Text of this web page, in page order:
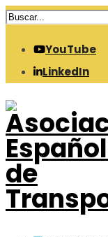
YouTube
LinkedIn